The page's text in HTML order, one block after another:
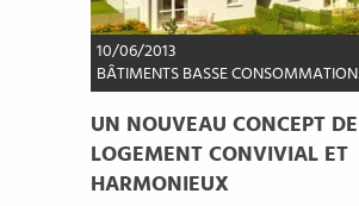
10/06/2013
BÂTIMENTS BASSE CONSOMMATION
UN NOUVEAU CONCEPT DE
LOGEMENT CONVIVIAL ET
HARMONIEUX